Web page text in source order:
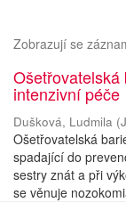
Zobrazují se
intenzivní péče
Dušková, Ludmila (
Ošetřovatelská
spadající do
sestry znát a při
se věnuje